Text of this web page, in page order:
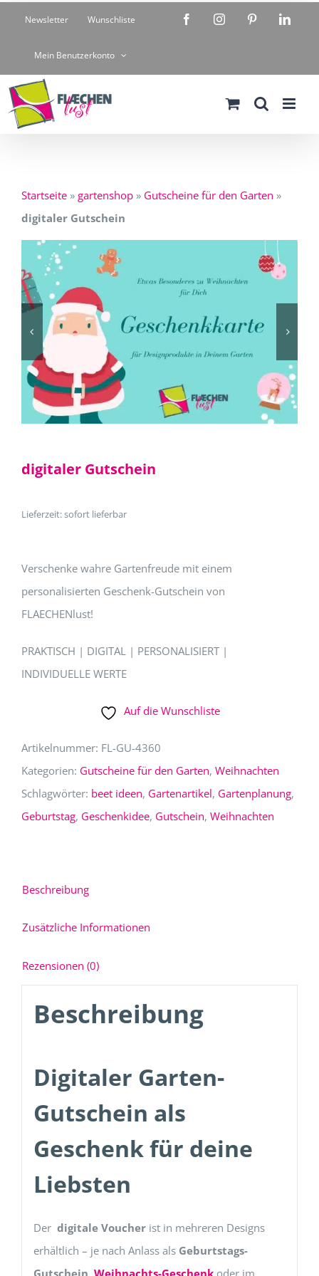
springen
Newsletter Wunschliste
Mein Benutzerkonto
FacebookInstagramPinterest
Startseite » gartenshop » Gutscheine für den Garten »
digitaler Gutschein
digitaler Gutschein
Lieferzeit: sofort lieferbar
Verschenke wahre Gartenfreude mit einem
personalisierten Geschenk-Gutschein von
FLAECHENlust!
PRAKTISCH | DIGITAL | PERSONALISIERT |
INDIVIDUELLE WERTE
Auf die Wunschliste
Artikelnummer: FL-GU-4360
Kategorien: Gutscheine für den Garten, Weihnachten
Schlagwörter: beet ideen, Gartenartikel, Gartenplanung,
Geburtstag, Geschenkidee, Gutschein, Weihnachten
Beschreibung
Zusätzliche Informationen
Rezensionen (0)
Beschreibung
Digitaler Garten-
Gutschein als
Geschenk für deine
Liebsten
Der digitale Voucherist in mehreren Designs
erhältlich – je nach Anlass als Geburtstags-
Gutschein Weihnachts-Geschenkoder im